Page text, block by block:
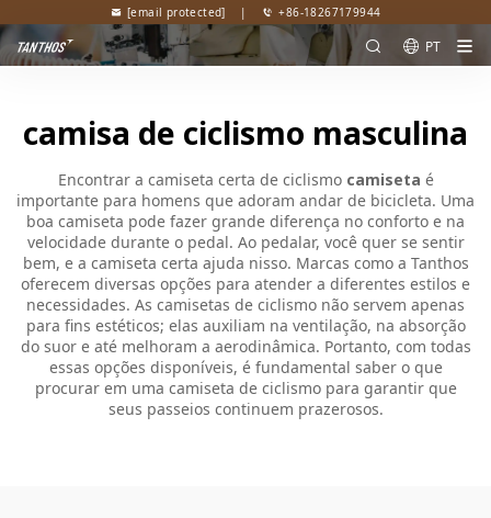
[email protected] | +86-18267179944
PT
camisa de ciclismo masculina
Encontrar a camiseta certa de ciclismo camiseta é
importante para homens que adoram andar de bicicleta. Uma
boa camiseta pode fazer grande diferença no conforto e na
velocidade durante o pedal. Ao pedalar, você quer se sentir
bem, e a camiseta certa ajuda nisso. Marcas como a Tanthos
oferecem diversas opções para atender a diferentes estilos e
necessidades. As camisetas de ciclismo não servem apenas
para fins estéticos; elas auxiliam na ventilação, na absorção
do suor e até melhoram a aerodinâmica. Portanto, com todas
essas opções disponíveis, é fundamental saber o que
procurar em uma camiseta de ciclismo para garantir que
seus passeios continuem prazerosos.